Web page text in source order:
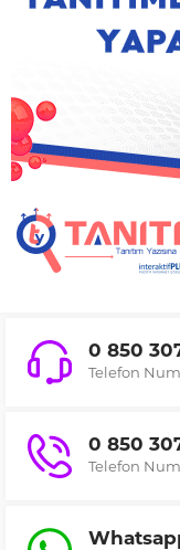
0 850
Telefon
0 850
Telefon